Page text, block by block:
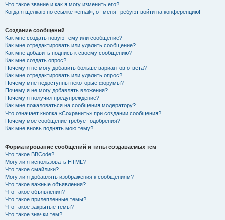
Что такое звание и как я могу изменить его?
Когда я щёлкаю по ссылке «email», от меня требуют войти на конференцию!
Создание сообщений
Как мне создать новую тему или сообщение?
Как мне отредактировать или удалить сообщение?
Как мне добавить подпись к своему сообщению?
Как мне создать опрос?
Почему я не могу добавить больше вариантов ответа?
Как мне отредактировать или удалить опрос?
Почему мне недоступны некоторые форумы?
Почему я не могу добавлять вложения?
Почему я получил предупреждение?
Как мне пожаловаться на сообщения модератору?
Что означает кнопка «Сохранить» при создании сообщения?
Почему моё сообщение требует одобрения?
Как мне вновь поднять мою тему?
Форматирование сообщений и типы создаваемых тем
Что такое BBCode?
Могу ли я использовать HTML?
Что такое смайлики?
Могу ли я добавлять изображения к сообщениям?
Что такое важные объявления?
Что такое объявления?
Что такое прилепленные темы?
Что такое закрытые темы?
Что такое значки тем?